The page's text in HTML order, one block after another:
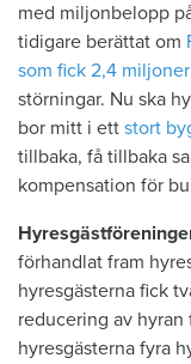
med miljonbelopp
tidigare berättat om
som fick 2,4 miljoner
störningar. Nu ska
bor mitt i ett stort
tillbaka, få tillbaka
kompensation för
förhandlat fram
hyresgästerna fick
reducering av
hyresgästerna fyra